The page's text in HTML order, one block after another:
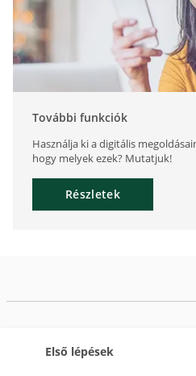
További funkciók
Használja ki a digitális
hogy melyek ezek? Mutatjuk!
Részletek
Első lépések